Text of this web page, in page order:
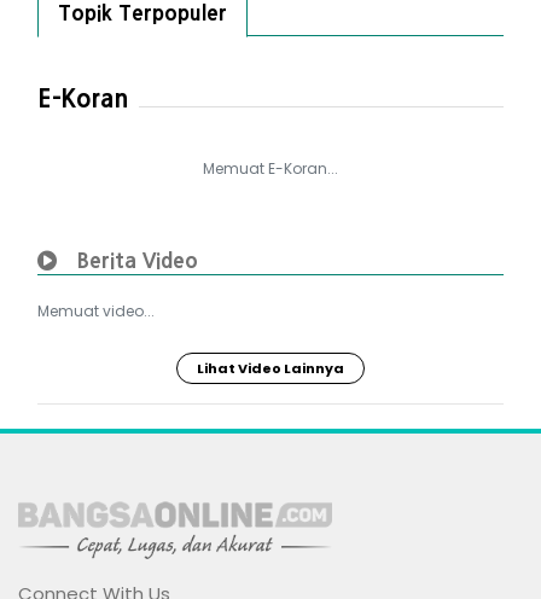
Topik Terpopuler
E-Koran
Memuat E-Koran...
Berita Video
Memuat video...
Lihat Video Lainnya
Connect With Us